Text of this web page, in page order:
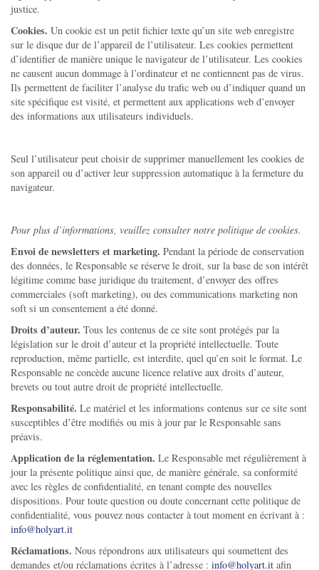
justice.
Cookies. Un cookie est un petit fichier texte qu’un site web enregistre
sur le disque dur de l’appareil de l’utilisateur. Les cookies permettent
d’identifier de manière unique le navigateur de l’utilisateur. Les cookies
ne causent aucun dommage à l’ordinateur et ne contiennent pas de virus.
Ils permettent de faciliter l’analyse du trafic web ou d’indiquer quand un
site spécifique est visité, et permettent aux applications web d’envoyer
des informations aux utilisateurs individuels.
Seul l’utilisateur peut choisir de supprimer manuellement les cookies de
son appareil ou d’activer leur suppression automatique à la fermeture du
navigateur.
Pour plus d’informations, veuillez consulter notre politique de cookies.
Envoi de newsletters et marketing. Pendant la période de conservation
des données, le Responsable se réserve le droit, sur la base de son intérêt
légitime comme base juridique du traitement, d’envoyer des offres
commerciales (soft marketing), ou des communications marketing non
soft si un consentement a été donné.
Droits d’auteur. Tous les contenus de ce site sont protégés par la
législation sur le droit d’auteur et la propriété intellectuelle. Toute
reproduction, même partielle, est interdite, quel qu’en soit le format. Le
Responsable ne concède aucune licence relative aux droits d’auteur,
brevets ou tout autre droit de propriété intellectuelle.
Responsabilité. Le matériel et les informations contenus sur ce site sont
susceptibles d’être modifiés ou mis à jour par le Responsable sans
préavis.
Application de la réglementation. Le Responsable met régulièrement à
jour la présente politique ainsi que, de manière générale, sa conformité
avec les règles de confidentialité, en tenant compte des nouvelles
dispositions. Pour toute question ou doute concernant cette politique de
confidentialité, vous pouvez nous contacter à tout moment en écrivant à :
info@holyart.it
Réclamations. Nous répondrons aux utilisateurs qui soumettent des
demandes et/ou réclamations écrites à l’adresse : info@holyart.it afin